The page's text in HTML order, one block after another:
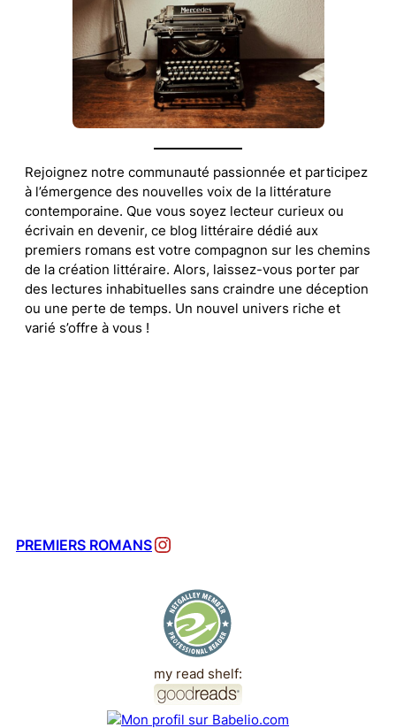
Rejoignez notre communauté passionnée et participez
à l’émergence des nouvelles voix de la littérature
contemporaine. Que vous soyez lecteur curieux ou
écrivain en devenir, ce blog littéraire dédié aux
premiers romans est votre compagnon sur les chemins
de la création littéraire. Alors, laissez-vous porter par
des lectures inhabituelles sans craindre une déception
ou une perte de temps. Un nouvel univers riche et
varié s’offre à vous !
PREMIERS ROMANSInstagram
my read shelf: